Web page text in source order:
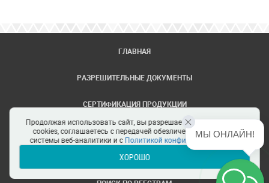
ГЛАВНАЯ
РАЗРЕШИТЕЛЬНЫЕ ДОКУМЕНТЫ
СЕРТИФИКАЦИЯ ПРОДУКЦИИ
ЗАДАТЬ ВОПРОС
ЦЕНТРЫ СЕРТИФИКАЦИИ
Продолжая использовать сайт, вы разрешаете использование
cookies, соглашаетесь с передачей обезличенных данных в
системы веб-аналитики и сПолитикой конфиденциальности
ХОРОШО
МЫ ОНЛАЙН!